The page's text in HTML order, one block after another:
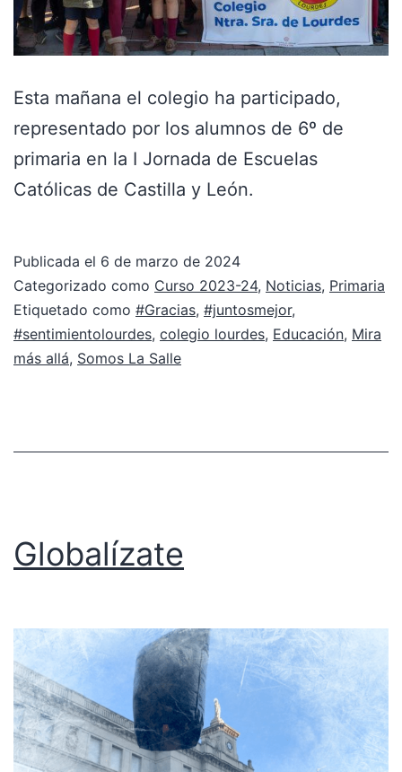
Esta mañana el colegio ha participado,
representado por los alumnos de 6º de
primaria en la I Jornada de Escuelas
Católicas de Castilla y León.
Publicada el 6 de marzo de 2024
Categorizado como Curso 2023-24, Noticias, Primaria
Etiquetado como #Gracias, #juntosmejor,
#sentimientolourdes, colegio lourdes, Educación, Mira
más allá, Somos La Salle
Globalízate